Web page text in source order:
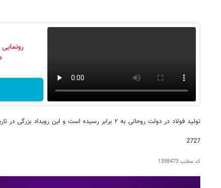
‏تولید ‎فولاد در دولت ‎روحانی به ۲ برابر رسیده است و این رویداد بزرگی در تاریخ صنایع و معادن ایران است.»
2727
کد مطلب1398473